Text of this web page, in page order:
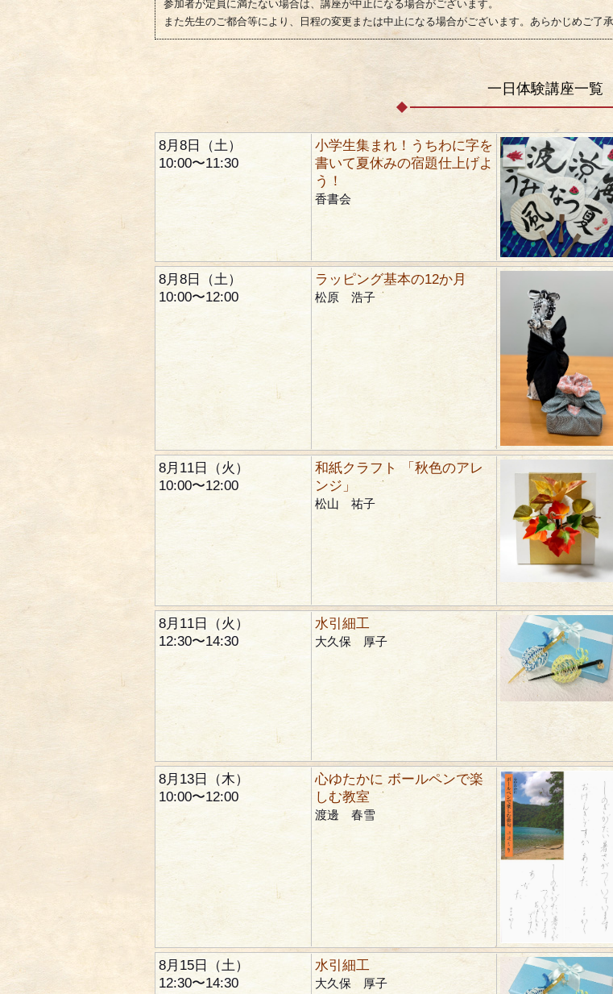
参加者が定員に満たない場合は、講座が中止になる場合がございます。
また先生のご都合等により、日程の変更または中止になる場合がございます。あらかじめご了承
一日体験講座一覧
8月8日（土）
10:00〜11:30
小学生集まれ！うちわに字を
書いて夏休みの宿題仕上げよ
う！
香書会
8月8日（土）
10:00〜12:00
ラッピング基本の12か月
松原 浩子
8月11日（火）
10:00〜12:00
和紙クラフト 「秋色のアレ
ンジ」
松山 祐子
8月11日（火）
12:30〜14:30
水引細工
大久保 厚子
8月13日（木）
10:00〜12:00
心ゆたかに ボールペンで楽
しむ教室
渡邊 春雪
8月15日（土）
12:30〜14:30
水引細工
大久保 厚子